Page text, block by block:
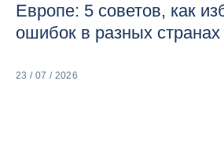
Европе: 5 советов, как
ошибок в разных странах
23 / 07 / 2026